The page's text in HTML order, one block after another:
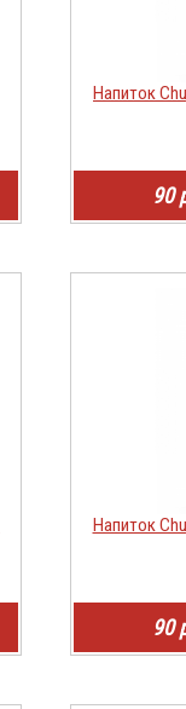
Напиток
90
Напиток
90